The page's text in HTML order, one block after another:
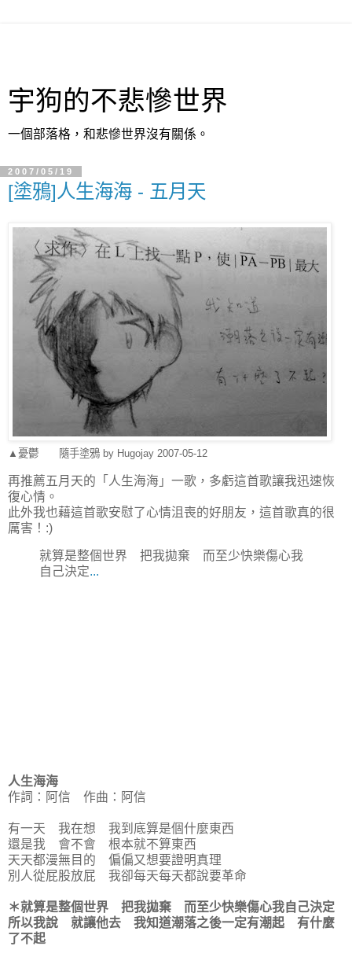
宇狗的不悲慘世界
一個部落格，和悲慘世界沒有關係。
2007/05/19
[塗鴉]人生海海 - 五月天
▲憂鬱 隨手塗鴉 by Hugojay 2007-05-12
再推薦五月天的「人生海海」一歌，多虧這首歌讓我迅速恢
復心情。
此外我也藉這首歌安慰了心情沮喪的好朋友，這首歌真的很
厲害！:)
就算是整個世界 把我拋棄 而至少快樂傷心我
自己決定...
人生海海
作詞：阿信 作曲：阿信
有一天 我在想 我到底算是個什麼東西
還是我 會不會 根本就不算東西
天天都漫無目的 偏偏又想要證明真理
別人從屁股放屁 我卻每天每天都說要革命
＊就算是整個世界 把我拋棄 而至少快樂傷心我自己決定
所以我說 就讓他去 我知道潮落之後一定有潮起 有什麼
了不起